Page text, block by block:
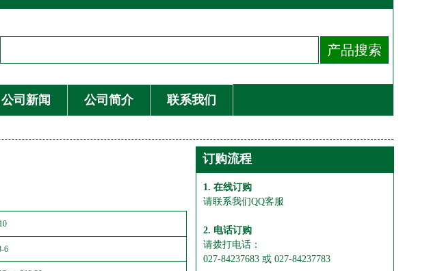
公司新闻 公司简介 联系我们
6
订购流程
1. 在线订购
请联系我们QQ客服
2. 电话订购
请拨打电话：
027-84237683 或 027-84237783